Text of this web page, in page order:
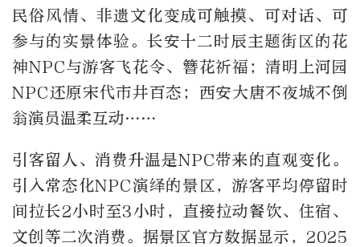
民俗风情、非遗文化变成可触摸、可对话、可
参与的实景体验。长安十二时辰主题街区的花
神NPC与游客飞花令、簪花祈福；清明上河园
NPC还原宋代市井百态；西安大唐不夜城不倒
翁演员温柔互动……
引客留人、消费升温是NPC带来的直观变化。
引入常态化NPC演绎的景区，游客平均停留时
间拉长2小时至3小时，直接拉动餐饮、住宿、
文创等二次消费。据景区官方数据显示，2025